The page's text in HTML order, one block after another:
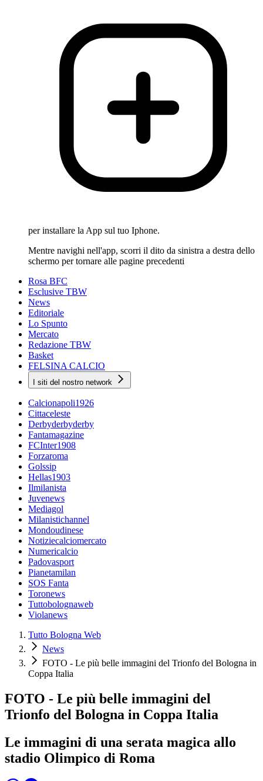
per installare la App sul tuo Iphone.
Mentre navighi nell'app, scorri il dito da sinistra a destra dello
schermo per tornare alle pagine precedenti
Rosa BFC
Esclusive TBW
News
Editoriale
Lo Spunto
Mercato
Redazione TBW
Basket
FELSINA CALCIO
I siti del nostro network
Calcionapoli1926
Cittaceleste
Derbyderbyderby
Fantamagazine
FCInter1908
Forzaroma
Golssip
Hellas1903
Ilmilanista
Juvenews
Mediagol
Milanistichannel
Mondoudinese
Notiziecalciomercato
Numericalcio
Padovasport
Pianetamilan
SOS Fanta
Toronews
Tuttobolognaweb
Violanews
Tutto Bologna Web
News
FOTO - Le più belle immagini del Trionfo del Bologna in
Coppa Italia
FOTO - Le più belle immagini del
Trionfo del Bologna in Coppa Italia
Le immagini di una serata magica allo
stadio Olimpico di Roma